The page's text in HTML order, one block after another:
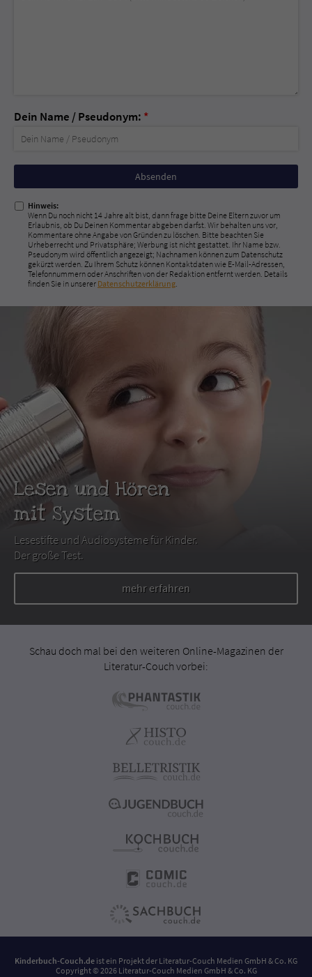
Dein Name / Pseudonym: *
Nicht
ausfüllen!
Hinweis:
Wenn Du noch nicht 14 Jahre alt bist, dann frage bitte Deine Eltern zuvor um
Erlaubnis, ob Du Deinen Kommentar abgeben darfst. Wir behalten uns vor,
Kommentare ohne Angabe von Gründen zu löschen. Bitte beachten Sie
Urheberrecht und Privatsphäre; Werbung ist nicht gestattet. Ihr Name bzw.
Pseudonym wird öffentlich angezeigt; Nachnamen können zum Datenschutz
gekürzt werden. Zu Ihrem Schutz können Kontaktdaten wie E-Mail-Adressen,
Telefonnummern oder Anschriften von der Redaktion entfernt werden. Details
finden Sie in unserer Datenschutzerklärung
Lesen und Hören
mit System
Lesestifte und Audiosysteme für Kinder.
Der große Test.
mehr erfahren
Schau doch mal bei den weiteren Online-Magazinen der
Literatur-Couch vorbei:
Kinderbuch-Couch.de ist ein Projekt der Literatur-Couch Medien GmbH & Co. KG
Copyright © 2026 Literatur-Couch Medien GmbH & Co. KG